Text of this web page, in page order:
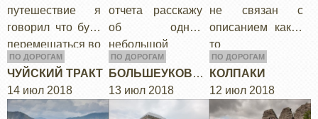
путешествие я
говорил что буду
перемещаться во
времени, чтобы
прикоснутся к
многовековой
истории
ПО ДОРОГАМ
отчета расскажу
об одной
небольшой
выставке,
которая
проходила в
Новосибирском
ПО ДОРОГАМ
не связан с
описанием каких
то
достопримечател
ьностей по
маршруту, но мне
хочется
ПО ДОРОГАМ
ЧУЙСКИЙ ТРАКТ
14 июл 2018
БОЛЬШЕУКОВСК
ИЙ МУЗЕЙ
13 июл 2018
КОЛПАКИ
12 июл 2018